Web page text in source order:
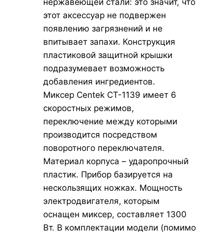
этот аксессуар не подвержен
появлению загрязнений и не
впитывает запахи. Конструкция
пластиковой защитной крышки
подразумевает возможность
добавления ингредиентов.
Миксер Centek CT-1139 имеет 6
скоростных режимов,
переключение между которыми
производится посредством
поворотного переключателя.
Материал корпуса – ударопрочный
пластик. Прибор базируется на
нескользящих ножках. Мощность
электродвигателя, которым
оснащен миксер, составляет 1300
Вт. В комплектации модели (помимо